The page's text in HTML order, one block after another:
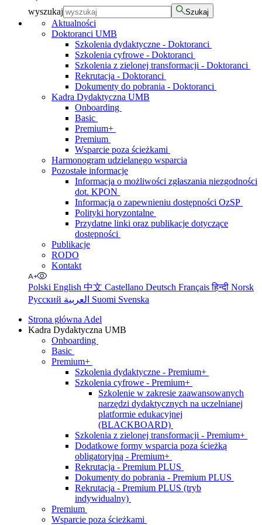
wyszukaj Szukaj
Aktualności
Doktoranci UMB
Szkolenia dydaktyczne - Doktoranci
Szkolenia cyfrowe - Doktoranci
Szkolenia z zielonej transformacji - Doktoranci
Rekrutacja - Doktoranci
Dokumenty do pobrania - Doktoranci
Kadra Dydaktyczna UMB
Onboarding
Basic
Premium+
Premium
Wsparcie poza ścieżkami
Harmonogram udzielanego wsparcia
Pozostałe informacje
Informacja o możliwości zgłaszania niezgodności
dot. KPON
Informacja o zapewnieniu dostępności OzSP
Polityki horyzontalne
Przydatne linki oraz publikacje dotyczące
dostępności
Publikacje
RODO
Kontakt
Polski English 中文 Castellano Deutsch Françaisहिन्दी Norsk
Русский
Suomi Svenska
Strona główna Adel
Kadra Dydaktyczna UMB
Onboarding
Basic
Premium+
Szkolenia dydaktyczne - Premium+
Szkolenia cyfrowe - Premium+
Szkolenie w zakresie zaawansowanych
narzędzi dydaktycznych na uczelnianej
platformie edukacyjnej
(BLACKBOARD)
Szkolenia z zielonej transformacji - Premium+
Dodatkowe formy wsparcia poza ścieżką
obligatoryjną - Premium+
Rekrutacja - Premium PLUS
Dokumenty do pobrania - Premium PLUS
Rekrutacja - Premium PLUS (tryb
indywidualny)
Premium
Wsparcie poza ścieżkami